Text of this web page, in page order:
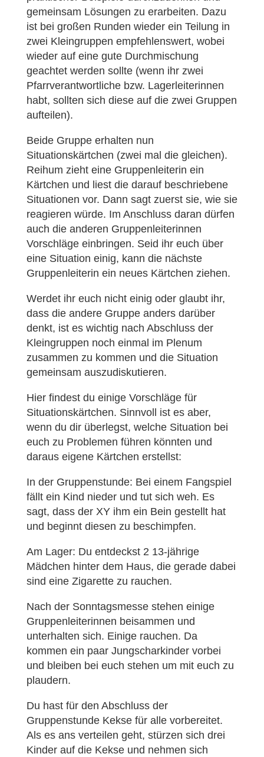
gemeinsam Lösungen zu erarbeiten. Dazu
ist bei großen Runden wieder ein Teilung in
zwei Kleingruppen empfehlenswert, wobei
wieder auf eine gute Durchmischung
geachtet werden sollte (wenn ihr zwei
Pfarrverantwortliche bzw. Lagerleiterinnen
habt, sollten sich diese auf die zwei Gruppen
aufteilen).
Beide Gruppe erhalten nun
Situationskärtchen (zwei mal die gleichen).
Reihum zieht eine Gruppenleiterin ein
Kärtchen und liest die darauf beschriebene
Situationen vor. Dann sagt zuerst sie, wie sie
reagieren würde. Im Anschluss daran dürfen
auch die anderen Gruppenleiterinnen
Vorschläge einbringen. Seid ihr euch über
eine Situation einig, kann die nächste
Gruppenleiterin ein neues Kärtchen ziehen.
Werdet ihr euch nicht einig oder glaubt ihr,
dass die andere Gruppe anders darüber
denkt, ist es wichtig nach Abschluss der
Kleingruppen noch einmal im Plenum
zusammen zu kommen und die Situation
gemeinsam auszudiskutieren.
Hier findest du einige Vorschläge für
Situationskärtchen. Sinnvoll ist es aber,
wenn du dir überlegst, welche Situation bei
euch zu Problemen führen könnten und
daraus eigene Kärtchen erstellst:
In der Gruppenstunde: Bei einem Fangspiel
fällt ein Kind nieder und tut sich weh. Es
sagt, dass der XY ihm ein Bein gestellt hat
und beginnt diesen zu beschimpfen.
Am Lager: Du entdeckst 2 13-jährige
Mädchen hinter dem Haus, die gerade dabei
sind eine Zigarette zu rauchen.
Nach der Sonntagsmesse stehen einige
Gruppenleiterinnen beisammen und
unterhalten sich. Einige rauchen. Da
kommen ein paar Jungscharkinder vorbei
und bleiben bei euch stehen um mit euch zu
plaudern.
Du hast für den Abschluss der
Gruppenstunde Kekse für alle vorbereitet.
Als es ans verteilen geht, stürzen sich drei
Kinder auf die Kekse und nehmen sich